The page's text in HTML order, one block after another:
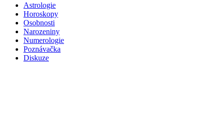
Astrologie
Horoskopy
Osobnosti
Narozeniny
Numerologie
Poznávačka
Diskuze